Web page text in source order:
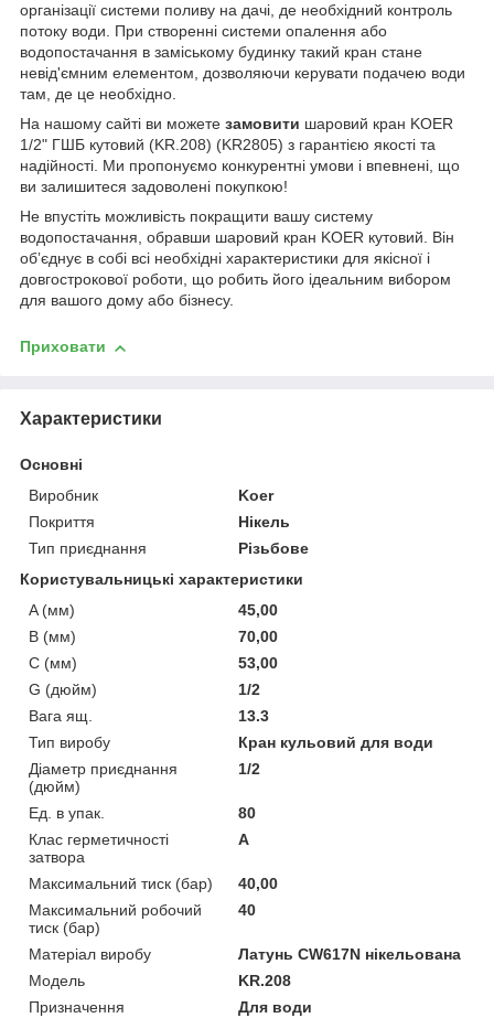
організації системи поливу на дачі, де необхідний контроль
потоку води. При створенні системи опалення або
водопостачання в заміському будинку такий кран стане
невід'ємним елементом, дозволяючи керувати подачею води
там, де це необхідно.
На нашому сайті ви можете замовити шаровий кран KOER
1/2" ГШБ кутовий (KR.208) (KR2805) з гарантією якості та
надійності. Ми пропонуємо конкурентні умови і впевнені, що
ви залишитеся задоволені покупкою!
Не впустіть можливість покращити вашу систему
водопостачання, обравши шаровий кран KOER кутовий. Він
обʼєднує в собі всі необхідні характеристики для якісної і
довгострокової роботи, що робить його ідеальним вибором
для вашого дому або бізнесу.
Приховати
Характеристики
Основні
Виробник
Koer
Покриття
Нікель
Тип приєднання
Різьбове
Користувальницькі характеристики
A (мм)
45,00
B (мм)
70,00
C (мм)
53,00
G (дюйм)
1/2
Вага ящ.
13.3
Тип виробу
Кран кульовий для води
Діаметр приєднання
(дюйм)
1/2
Ед. в упак.
80
Клас герметичності
затвора
А
Максимальний тиск (бар)
40,00
Максимальний робочий
тиск (бар)
40
Матеріал виробу
Латунь CW617N нікельована
Мoдель
KR.208
Призначення
Для води